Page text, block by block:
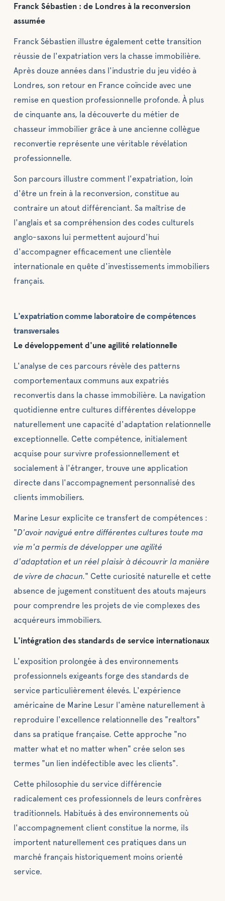
Franck Sébastien : de Londres à la reconversion
assumée
Franck Sébastien illustre également cette transition
réussie de l'expatriation vers la chasse immobilière.
Après douze années dans l'industrie du jeu vidéo à
Londres, son retour en France coïncide avec une
remise en question professionnelle profonde. À plus
de cinquante ans, la découverte du métier de
chasseur immobilier grâce à une ancienne collègue
reconvertie représente une véritable révélation
professionnelle.
Son parcours illustre comment l'expatriation, loin
d'être un frein à la reconversion, constitue au
contraire un atout différenciant. Sa maîtrise de
l'anglais et sa compréhension des codes culturels
anglo-saxons lui permettent aujourd'hui
d'accompagner efficacement une clientèle
internationale en quête d'investissements immobiliers
français.
L'expatriation comme laboratoire de compétences
transversales
Le développement d'une agilité relationnelle
L'analyse de ces parcours révèle des patterns
comportementaux communs aux expatriés
reconvertis dans la chasse immobilière. La navigation
quotidienne entre cultures différentes développe
naturellement une capacité d'adaptation relationnelle
exceptionnelle. Cette compétence, initialement
acquise pour survivre professionnellement et
socialement à l'étranger, trouve une application
directe dans l'accompagnement personnalisé des
clients immobiliers.
Marine Lesur explicite ce transfert de compétences :
"D'avoir navigué entre différentes cultures toute ma
vie m'a permis de développer une agilité
d'adaptation et un réel plaisir à découvrir la manière
de vivre de chacun." Cette curiosité naturelle et cette
absence de jugement constituent des atouts majeurs
pour comprendre les projets de vie complexes des
acquéreurs immobiliers.
L'intégration des standards de service internationaux
L'exposition prolongée à des environnements
professionnels exigeants forge des standards de
service particulièrement élevés. L'expérience
américaine de Marine Lesur l'amène naturellement à
reproduire l'excellence relationnelle des "realtors"
dans sa pratique française. Cette approche "no
matter what et no matter when" crée selon ses
termes "un lien indéfectible avec les clients".
Cette philosophie du service différencie
radicalement ces professionnels de leurs confrères
traditionnels. Habitués à des environnements où
l'accompagnement client constitue la norme, ils
importent naturellement ces pratiques dans un
marché français historiquement moins orienté
service.